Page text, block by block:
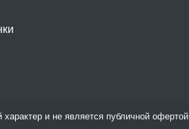
и не является публичной офертой